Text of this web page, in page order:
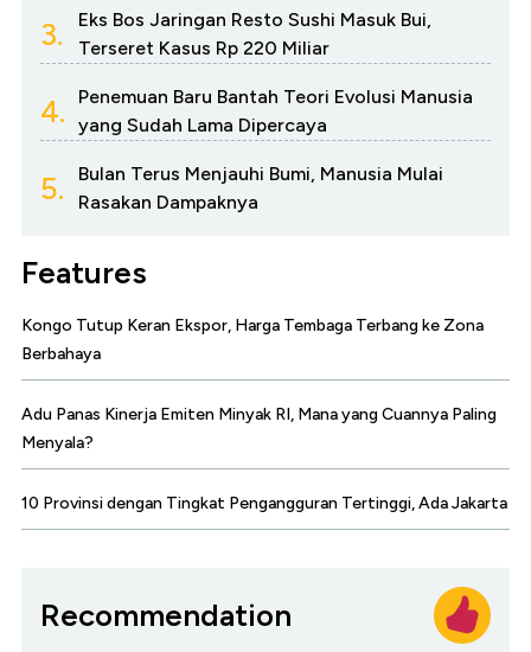
3.
Eks Bos Jaringan Resto Sushi Masuk Bui,
Terseret Kasus Rp 220 Miliar
4.
Penemuan Baru Bantah Teori Evolusi Manusia
yang Sudah Lama Dipercaya
5.
Bulan Terus Menjauhi Bumi, Manusia Mulai
Rasakan Dampaknya
Features
Kongo Tutup Keran Ekspor, Harga Tembaga Terbang ke Zona
Berbahaya
Adu Panas Kinerja Emiten Minyak RI, Mana yang Cuannya Paling
Menyala?
10 Provinsi dengan Tingkat Pengangguran Tertinggi, Ada Jakarta
Recommendation